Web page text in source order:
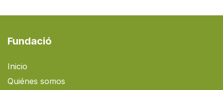
Fundació
Inicio
Quiénes somos